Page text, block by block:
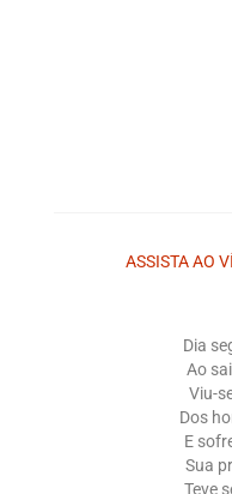
ASSISTA AO
Dia
Ao
Viu-
Dos
E
Sua
Teve